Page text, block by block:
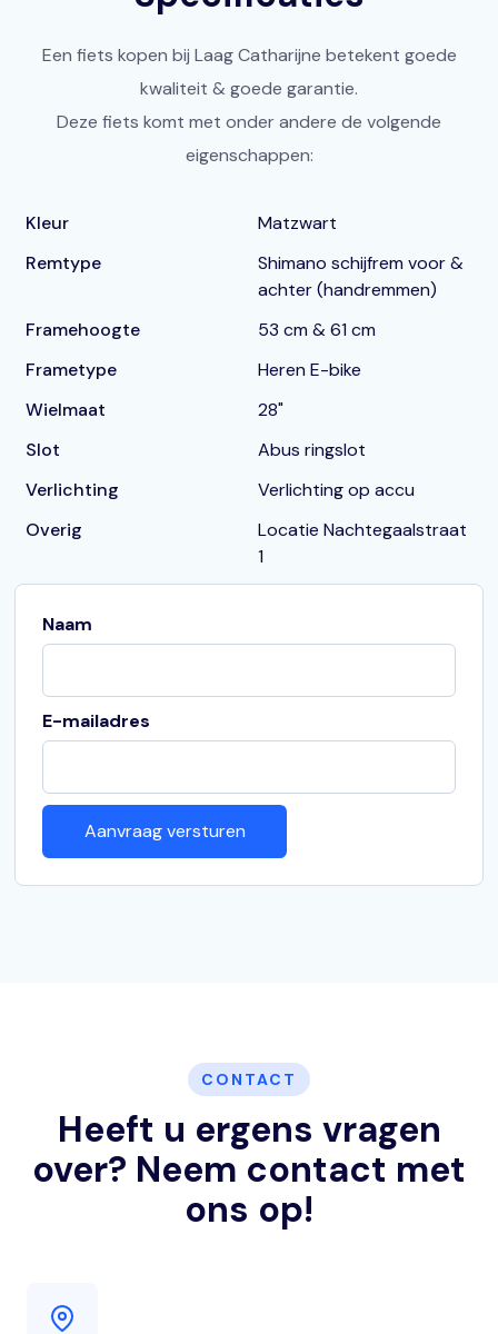
Een fiets kopen bij Laag Catharijne betekent goede
kwaliteit & goede garantie.
Deze fiets komt met onder andere de volgende
eigenschappen:
Kleur
Matzwart
Remtype
Shimano schijfrem voor &
achter (handremmen)
Framehoogte
53 cm & 61 cm
Frametype
Heren E-bike
Wielmaat
28"
Slot
Abus ringslot
Verlichting
Verlichting op accu
Overig
Locatie Nachtegaalstraat
1
Naam
E-mailadres
CONTACT
Heeft u ergens vragen
over? Neem contact met
ons op!